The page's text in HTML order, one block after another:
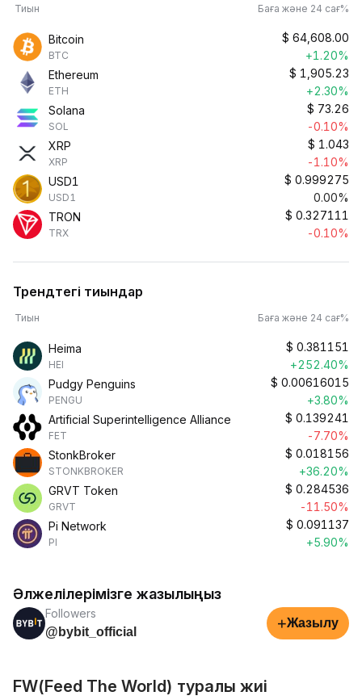
Тиын Баға және 24 сағ%
Bitcoin
BTC
$ 64,608.00
+1.20%
Ethereum
ETH
$ 1,905.23
+2.30%
Solana
SOL
$ 73.26
-0.10%
XRP
XRP
$ 1.043
-1.10%
USD1
USD1
$ 0.999275
0.00%
TRON
TRX
$ 0.327111
-0.10%
Трендтегі тиындар
Тиын Баға және 24 сағ%
Heima
HEI
$ 0.381151
+252.40%
Pudgy Penguins
PENGU
$ 0.00616015
+3.80%
Artificial Superintelligence Alliance
FET
$ 0.139241
-7.70%
StonkBroker
STONKBROKER
$ 0.018156
+36.20%
GRVT Token
GRVT
$ 0.284536
-11.50%
Pi Network
PI
$ 0.091137
+5.90%
Әлжелілерімізге жазылыңыз
Followers
@bybit_official
+Жазылу
FW(Feed The World) туралы жиі